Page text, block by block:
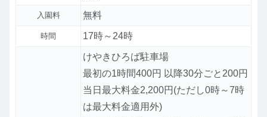
入園料 無料
時間 17時～24時
けやきひろば駐車場
最初の1時間400円 以降30分ごと200円
当日最大料金2,200円(ただし0時～7時
は最大料金適用外)